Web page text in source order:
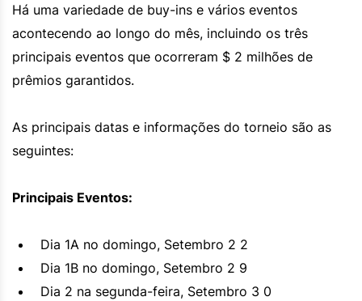
Há uma variedade de buy-ins e vários eventos
acontecendo ao longo do mês, incluindo os três
principais eventos que ocorreram $ 2 milhões de
prêmios garantidos.
As principais datas e informações do torneio são as
seguintes:
Principais Eventos:
Dia 1A no domingo, Setembro 2 2
Dia 1B no domingo, Setembro 2 9
Dia 2 na segunda-feira, Setembro 3 0